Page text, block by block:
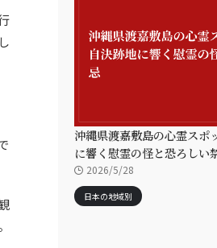
沖縄県渡嘉敷島の心霊スポ
に響く慰霊の怪と恐ろしい
2026/5/28
日本の地域別